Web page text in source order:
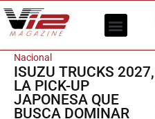
Nacional
ISUZU TRUCKS 2027,
LA PICK-UP
JAPONESA QUE
BUSCA DOMINAR